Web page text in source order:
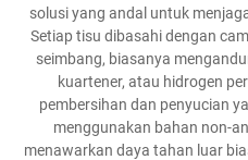
solusi yang andal untuk
Setiap tisu dibasahi dengan
seimbang, biasanya
kuartener, atau hidrogen
pembersihan dan penyucian
menggunakan bahan non-
menawarkan daya tahan luar